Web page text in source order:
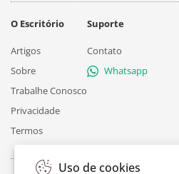
O Escritório
Artigos
Sobre
Trabalhe Conosco
Privacidade
Termos
Suporte
Contato
Whatsapp
Uso de cookies